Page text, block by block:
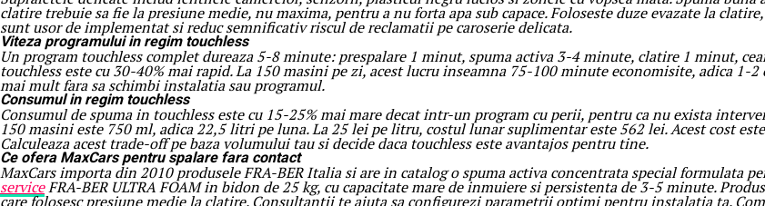
clatire trebuie sa fie la presiune medie, nu maxima, pentru a nu forta apa sub capace. Foloseste duze evazate la
sunt usor de implementat si reduc semnificativ riscul de reclamatii pe caroserie delicata.
Viteza programului in regim touchless
Un program touchless complet dureaza 5-8 minute: prespalare 1 minut, spuma activa 3-4 minute, clatire 1 minut,
touchless este cu 30-40% mai rapid. La 150 masini pe zi, acest lucru inseamna 75-100 minute economisite, adica
mai mult fara sa schimbi instalatia sau programul.
Consumul in regim touchless
Consumul de spuma in touchless este cu 15-25% mai mare decat intr-un program cu perii, pentru ca nu exista
150 masini este 750 ml, adica 22,5 litri pe luna. La 25 lei pe litru, costul lunar suplimentar este 562 lei. Acest cost
Calculeaza acest trade-off pe baza volumului tau si decide daca touchless este avantajos pentru tine.
Ce ofera MaxCars pentru spalare fara contact
MaxCars importa din 2010 produsele FRA-BER Italia si are in catalog o spuma activa concentrata special formulata
serviceFRA-BER ULTRA FOAM in bidon de 25 kg, cu capacitate mare de inmuiere si persistenta de 3-5 minute.
care folosesc presiune medie la clatire. Consultantii te ajuta sa configurezi parametrii optimi pentru instalatia ta.